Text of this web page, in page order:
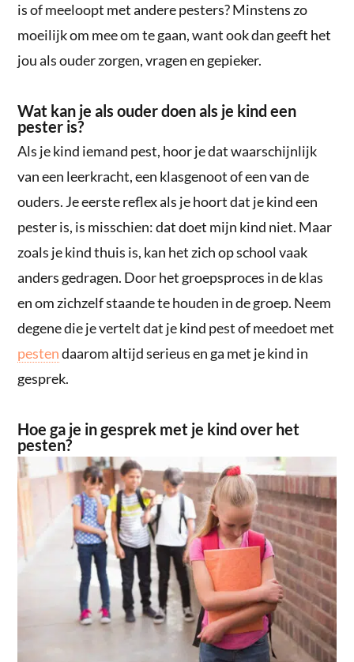
is of meeloopt met andere pesters? Minstens zo
moeilijk om mee om te gaan, want ook dan geeft het
jou als ouder zorgen, vragen en gepieker.
Wat kan je als ouder doen als je kind een
pester is?
Als je kind iemand pest, hoor je dat waarschijnlijk
van een leerkracht, een klasgenoot of een van de
ouders. Je eerste reflex als je hoort dat je kind een
pester is, is misschien: dat doet mijn kind niet. Maar
zoals je kind thuis is, kan het zich op school vaak
anders gedragen. Door het groepsproces in de klas
en om zichzelf staande te houden in de groep. Neem
degene die je vertelt dat je kind pest of meedoet met
pestendaarom altijd serieus en ga met je kind in
gesprek.
Hoe ga je in gesprek met je kind over het
pesten?